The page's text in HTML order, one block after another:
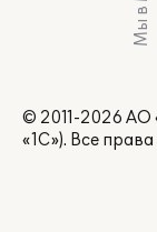
© 2011-2026 АО
«1С»). Все